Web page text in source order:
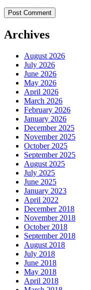
Archives
August 2026
July 2026
June 2026
May 2026
April 2026
March 2026
February 2026
January 2026
December 2025
November 2025
October 2025
September 2025
August 2025
July 2025
June 2025
January 2023
April 2022
December 2018
November 2018
October 2018
September 2018
August 2018
July 2018
June 2018
May 2018
April 2018